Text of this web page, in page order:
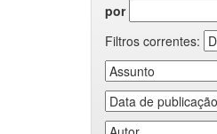
por
Filtros correntes: